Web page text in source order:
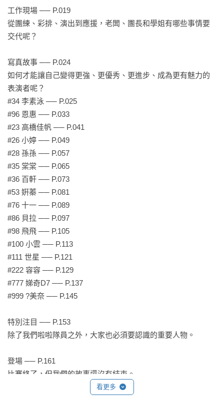
部作品，你可以更了解他們的故事，進一步收藏他們的美麗樣
貌，展現出對 TOKKI CUTIE 既強大又狂熱的支持力量！
工作現場 ── P.019
從團練、彩排、演出到應援，老闆、團長和學姐有哪些事情要
交代呢？
寫真故事 ── P.024
如何才能讓自己變得更強、更優秀、更進步、成為更有魅力的
表演者呢？
#34 李素泳 ── P.025
#96 恩惠 ── P.033
#23 高橋佳帆 ── P.041
#26 小婷 ── P.049
#28 孫孫 ── P.057
#35 棠棠 ── P.065
#36 百軒 ── P.073
#53 姸蓁 ── P.081
#76 十一 ── P.089
#86 貝拉 ── P.097
#98 飛飛 ── P.105
#100 小雲 ── P.113
#111 世星 ── P.121
#222 容容 ── P.129
#777 娣奇D7 ── P.137
#999 ?美奈 ── P.145
特別注目 ── P.153
除了我們啦啦隊員之外，大家也必須要認識的重要人物。
登場 ── P.161
比賽終了，但我們的故事還沒有結束。
看更多